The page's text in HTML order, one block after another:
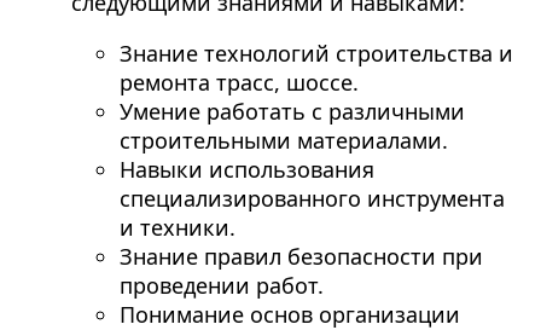
Знание технологий строительства и
ремонта трасс, шоссе.
Умение работать с различными
строительными материалами.
Навыки использования
специализированного инструмента
и техники.
Знание правил безопасности при
проведении работ.
Понимание основ организации